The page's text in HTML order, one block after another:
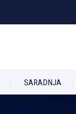
SARADNJA